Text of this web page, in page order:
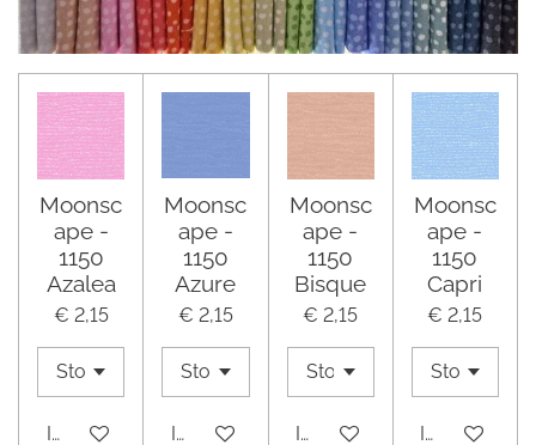
Moonsc
ape -
1150
Azalea
€ 2,15
In winkelwagen
Moonsc
ape -
1150
Azure
€ 2,15
In winkelwagen
Moonsc
ape -
1150
Bisque
€ 2,15
In winkelwagen
Moonsc
ape -
1150
Capri
€ 2,15
In